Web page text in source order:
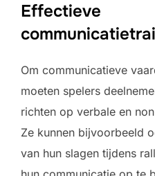
Effectieve
Om communicatieve
moeten spelers
richten op verbale en
Ze kunnen bijvoorbeeld
van hun slagen tijdens